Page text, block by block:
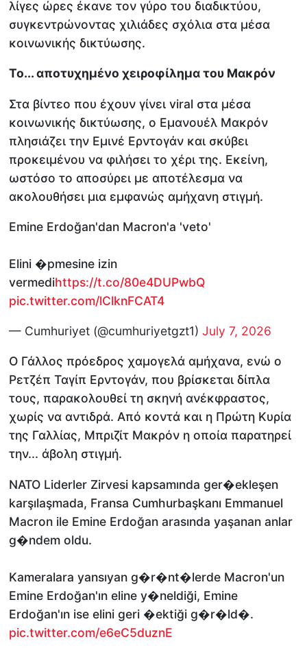
λίγες ώρες έκανε τον γύρο του διαδικτύου,
συγκεντρώνοντας χιλιάδες σχόλια στα μέσα
κοινωνικής δικτύωσης.
Το... αποτυχημένο χειροφίλημα του Μακρόν
Στα βίντεο που έχουν γίνει viral στα μέσα
κοινωνικής δικτύωσης, ο Εμανουέλ Μακρόν
πλησιάζει την Εμινέ Ερντογάν και σκύβει
προκειμένου να φιλήσει το χέρι της. Εκείνη,
ωστόσο το αποσύρει με αποτέλεσμα να
ακολουθήσει μια εμφανώς αμήχανη στιγμή.
Emine Erdoğan'dan Macron'a 'veto'
Elini �pmesine izin
vermedihttps://t.co/80e4DUPwbQ
pic.twitter.com/lClknFCAT4
— Cumhuriyet (@cumhuriyetgzt1)July 7, 2026
Ο Γάλλος πρόεδρος χαμογελά αμήχανα, ενώ ο
Ρετζέπ Ταγίπ Ερντογάν, που βρίσκεται δίπλα
τους, παρακολουθεί τη σκηνή ανέκφραστος,
χωρίς να αντιδρά. Από κοντά και η Πρώτη Κυρία
της Γαλλίας, Μπριζίτ Μακρόν η οποία παρατηρεί
την... άβολη στιγμή.
NATO Liderler Zirvesi kapsamında ger�ekleşen
karşılaşmada, Fransa Cumhurbaşkanı Emmanuel
Macron ile Emine Erdoğan arasında yaşanan anlar
g�ndem oldu.
Kameralara yansıyan g�r�nt�lerde Macron'un
Emine Erdoğan'ın eline y�neldiği, Emine
Erdoğan'ın ise elini geri �ektiği g�r�ld�.
pic.twitter.com/e6eC5duznE